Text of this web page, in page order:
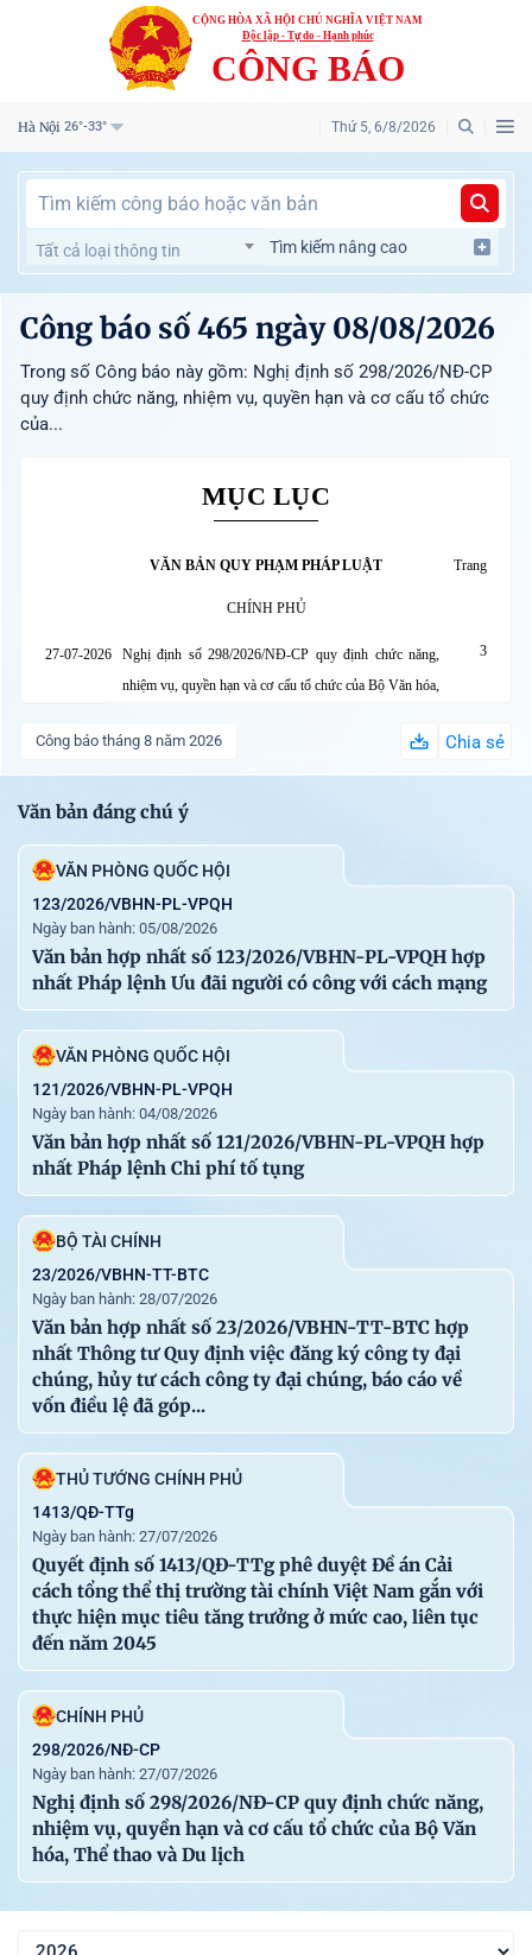
CỘNG HÒA XÃ HỘI CHỦ NGHĨA VIỆT NAM
Độc lập - Tự do - Hạnh phúc
CÔNG BÁO
Thứ 5, 6/8/2026
Hà Nội 26°-33°
Tất cả loại thông tin Tìm kiếm nâng cao
Công báo số 465 ngày 08/08/2026
Trong số Công báo này gồm: Nghị định số 298/2026/NĐ-CP
quy định chức năng, nhiệm vụ, quyền hạn và cơ cấu tổ chức
của...
MỤC LỤC
VĂN BẢN QUY PHẠM PHÁP LUẬT Trang
CHÍNH PHỦ
Nghị định số 298/2026/NĐ-CP quy định chức năng,
nhiệm vụ, quyền hạn và cơ cấu tổ chức của Bộ Văn hóa,
27-07-2026 3
Thông tư số 41/2026/TT-BCT quy định Danh mục phế
kinh doanh tạm nhập, tái xuất, chuyển khẩu
22-07-2026
BỘ NGOẠI GIAO
Thông tư số 10/2026/TT-BNG hướng dẫn một số nội
dung thuộc thẩm quyền của Bộ Ngoại giao theo quy
hướng dẫn thi hành Nghị quyết số 197/2025/QH15
ngày 17 tháng 5 năm 2025 của Quốc hội về một số cơ
chế, chính sách đặc biệt tạo đột phá trong xây dựng và
tổ chức thi hành pháp luật
17-07-2026 35
BỘ XÂY DỰNG
Thông tư số 60/2026/TT-BXD phân cấp thẩm quyền
thực hiện một số nội dung quản lý công chức, viên chức
cho các Cục, đơn vị sự nghiệp công lập thuộc phạm vi
quản lý của Bộ Xây dựng
21-07-2026
VĂN BẢN KHÁC
THỦ TƯỚNG CHÍNH PHỦ
Quyết định số 1413/QĐ-TTg phê duyệt Đề án Cải cách
tổng thể thị trường tài chính Việt Nam gắn với thực hiện
mục tiêu tăng trưởng ở mức cao, liên tục đến năm 2045
27-07-2026
BỘ NGOẠI GIAO
Văn bản hợp nhất số 3729/VBHN-BNG hợp nhất
Thông tư Quy định thủ tục cấp Giấy phép nhập cảnh thi
20-05-2026 92
Văn bản hợp nhất số 3730/VBHN-BNG hợp nhất
Thông tư Hướng dẫn thủ tục đăng ký công dân Việt
Nam ở nước ngoài
20-05-2026
VĂN PHÒNG CHÍNH PHỦ XUẤT BẢN
Công báo tháng 8 năm 2026 Chia sẻ
Văn bản đáng chú ý
VĂN PHÒNG QUỐC HỘI
123/2026/VBHN-PL-VPQH
Ngày ban hành: 05/08/2026
Văn bản hợp nhất số 123/2026/VBHN-PL-VPQH hợp
nhất Pháp lệnh Ưu đãi người có công với cách mạng
VĂN PHÒNG QUỐC HỘI
121/2026/VBHN-PL-VPQH
Ngày ban hành: 04/08/2026
Văn bản hợp nhất số 121/2026/VBHN-PL-VPQH hợp
nhất Pháp lệnh Chi phí tố tụng
BỘ TÀI CHÍNH
23/2026/VBHN-TT-BTC
Ngày ban hành: 28/07/2026
Văn bản hợp nhất số 23/2026/VBHN-TT-BTC hợp
nhất Thông tư Quy định việc đăng ký công ty đại
chúng, hủy tư cách công ty đại chúng, báo cáo về
vốn điều lệ đã góp...
THỦ TƯỚNG CHÍNH PHỦ
1413/QĐ-TTg
Ngày ban hành: 27/07/2026
Quyết định số 1413/QĐ-TTg phê duyệt Đề án Cải
cách tổng thể thị trường tài chính Việt Nam gắn với
thực hiện mục tiêu tăng trưởng ở mức cao, liên tục
đến năm 2045
CHÍNH PHỦ
298/2026/NĐ-CP
Ngày ban hành: 27/07/2026
Nghị định số 298/2026/NĐ-CP quy định chức năng,
nhiệm vụ, quyền hạn và cơ cấu tổ chức của Bộ Văn
hóa, Thể thao và Du lịch